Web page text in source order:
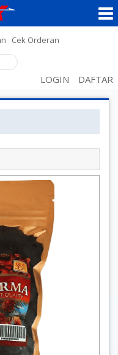
Cek Orderan
LOGIN DAFTAR